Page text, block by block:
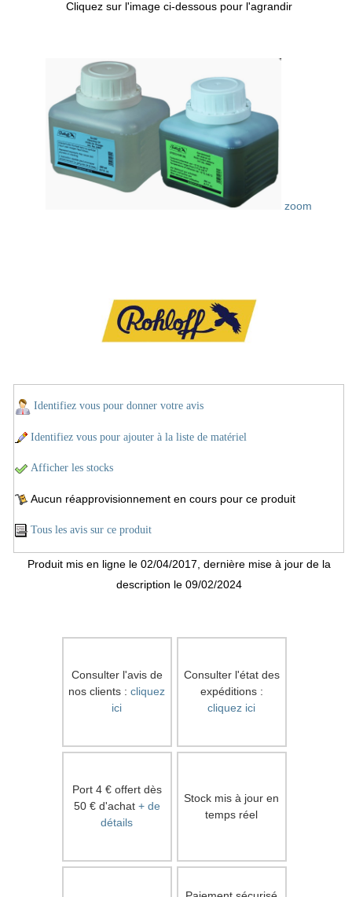
Cliquez sur l'image ci-dessous pour l'agrandir
zoom
Identifiez vous pour donner votre avis
Identifiez vous pour ajouter à la liste de matériel
Afficher les stocks
Aucun réapprovisionnement en cours pour ce produit
Tous les avis sur ce produit
Produit mis en ligne le 02/04/2017, dernière mise à jour de la
description le 09/02/2024
Consulter l'avis de
nos clients : cliquez
ici
Consulter l'état des
expéditions :
cliquez ici
Port 4 € offert dès
50 € d'achat + de
détails
Stock mis à jour en
temps réel